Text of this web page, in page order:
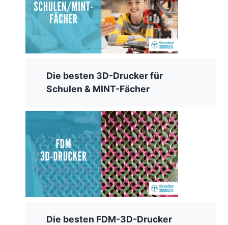
Die besten 3D-Drucker für
Schulen & MINT-Fächer
Die besten FDM-3D-Drucker